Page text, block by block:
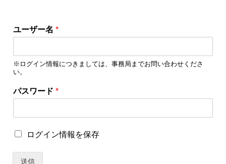
ユーザー名 *
※ログイン情報につきましては、事務局までお問い合わせくださ
い。
ロ
グ
ン
報
パスワード *
ロ
イ
ログイン情報を保存
送信